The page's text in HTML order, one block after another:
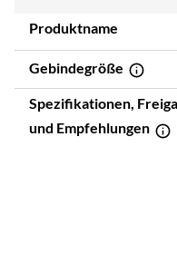
Produktname
Gebindegröße
Spezifikationen,
und Empfehlungen